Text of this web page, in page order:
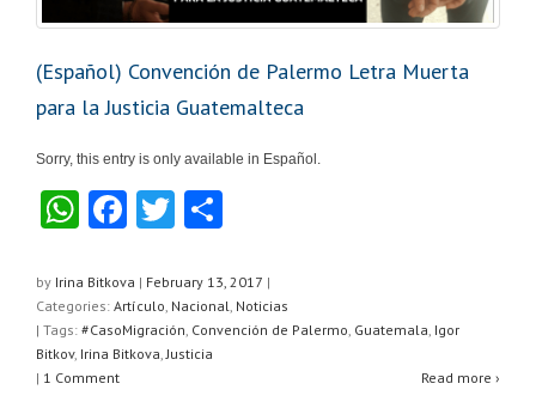
(Español) Convención de Palermo Letra Muerta
para la Justicia Guatemalteca
Sorry, this entry is only available in Español.
W
at
s
A
F
c
e
b
T
tt
er
ar
e
by Irina Bitkova | February 13, 2017 |
Categories: Artículo, Nacional, Noticias
| Tags: #CasoMigración, Convención de Palermo, Guatemala, Igor
Bitkov, Irina Bitkova,Justicia
| 1 Comment Read more ›